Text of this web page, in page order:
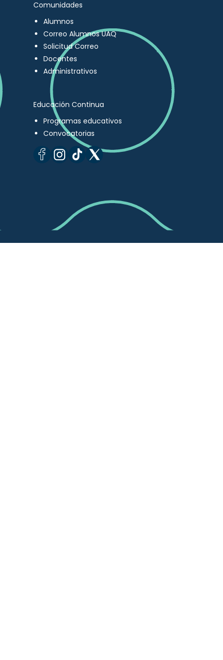
Comunidades
Alumnos
Correo Alumnos UAQ
Solicitud Correo
Docentes
Administrativos
Educación Continua
Programas educativos
Convocatorias